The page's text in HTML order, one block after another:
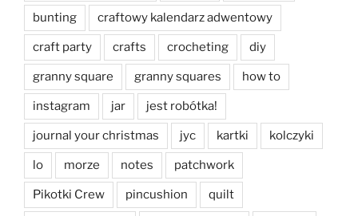
bunting craftowy kalendarz adwentowy
craft party crafts crocheting diy
granny square granny squares how to
instagram jar jest robótka!
journal your christmas jyc kartki kolczyki
lo morze notes patchwork
Pikotki Crew pincushion quilt